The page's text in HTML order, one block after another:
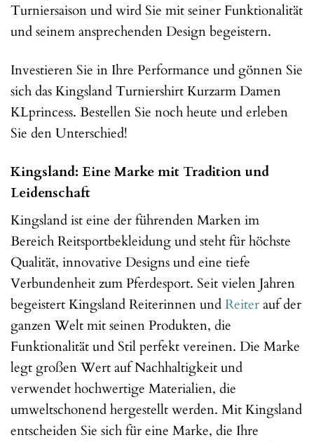
Turniersaison und wird Sie mit seiner Funktionalität
und seinem ansprechenden Design begeistern.
Investieren Sie in Ihre Performance und gönnen Sie
sich das Kingsland Turniershirt Kurzarm Damen
KLprincess. Bestellen Sie noch heute und erleben
Sie den Unterschied!
Kingsland: Eine Marke mit Tradition und
Leidenschaft
Kingsland ist eine der führenden Marken im
Bereich Reitsportbekleidung und steht für höchste
Qualität, innovative Designs und eine tiefe
Verbundenheit zum Pferdesport. Seit vielen Jahren
begeistert Kingsland Reiterinnen undReiterauf der
ganzen Welt mit seinen Produkten, die
Funktionalität und Stil perfekt vereinen. Die Marke
legt großen Wert auf Nachhaltigkeit und
verwendet hochwertige Materialien, die
umweltschonend hergestellt werden. Mit Kingsland
entscheiden Sie sich für eine Marke, die Ihre